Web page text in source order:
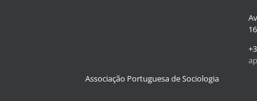
Associação Portuguesa de Sociologia